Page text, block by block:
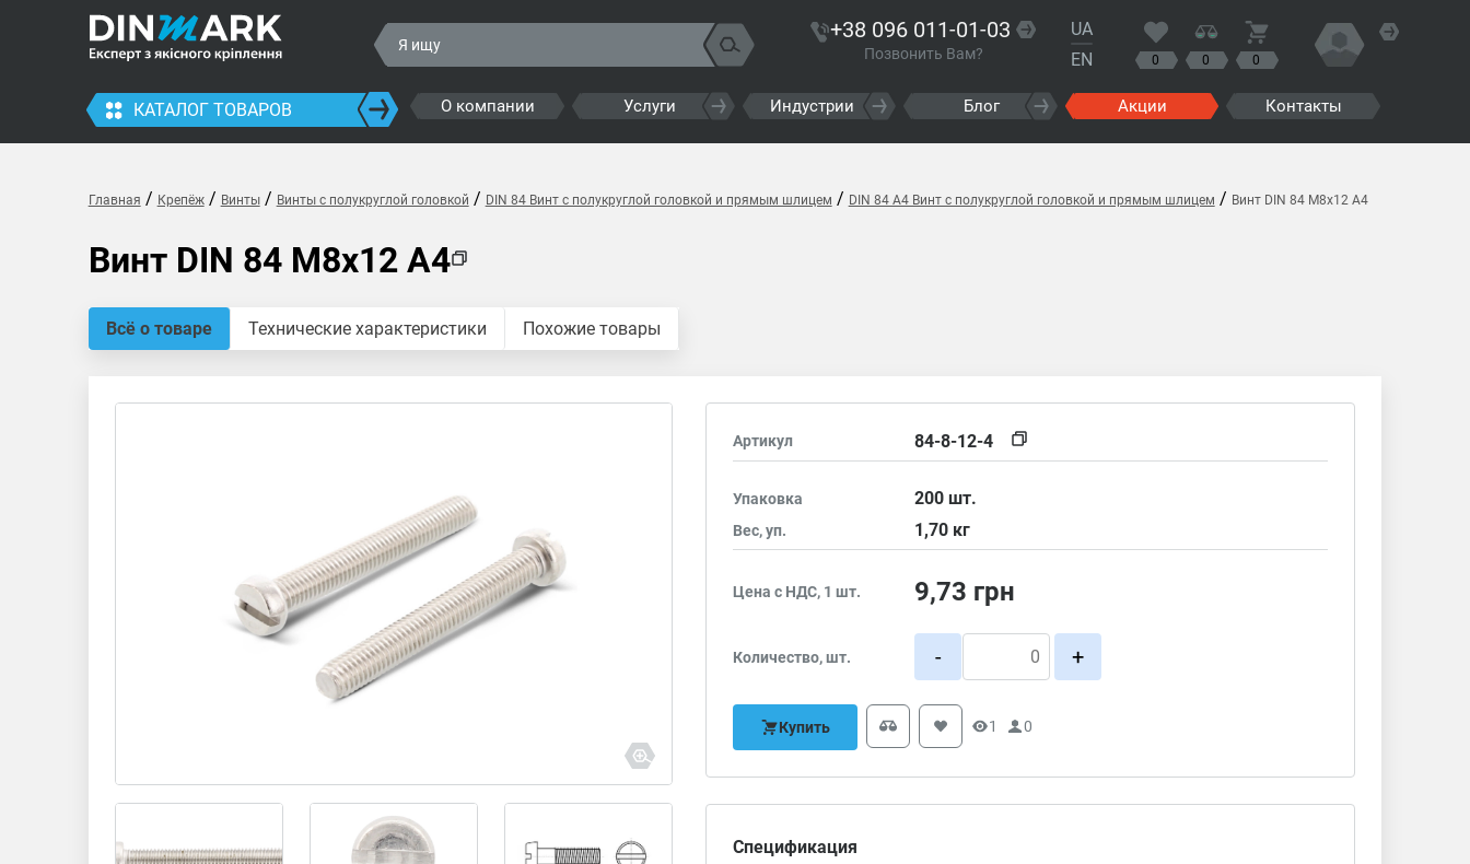
+38 096 011-01-03
Позвонить Вам?
UA
EN
0 0 0
КАТАЛОГ ТОВАРОВ О компании Услуги Индустрии Блог Акции Контакты
Главная / Крепёж/ Винты/ Винты с полукруглой головкой / DIN 84 Винт с полукруглой головкой и прямым шлицем / DIN 84 A4 Винт с полукруглой головкой и прямым шлицем / Винт DIN 84 M8x12 A4
Винт DIN 84 M8x12 A4
Всё о товаре Технические характеристики Похожие товары
Артикул 84-8-12-4
Упаковка 200шт.
Вес, уп. 1,70 кг
Цена с НДС, 1 шт. 9,73 грн
Количество, шт. - +
Купить 1 0
Спецификация